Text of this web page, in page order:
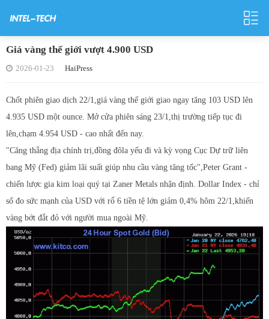
Giá vàng thế giới vượt 4.900 USD
2026-01-23 HaiPress
Chốt phiên giao dịch 22/1,giá vàng thế giới giao ngay tăng 103 USD lên
4.935 USD một ounce. Mở cửa phiên sáng 23/1,thị trường tiếp tục đi
lên,chạm 4.954 USD - cao nhất đến nay.
"Căng thẳng địa chính trị,đồng đôla yếu đi và kỳ vọng Cục Dự trữ liên
bang Mỹ (Fed) giảm lãi suất giúp nhu cầu vàng tăng tốc",Peter Grant -
chiến lược gia kim loại quý tại Zaner Metals nhận định. Dollar Index - chỉ
số đo sức mạnh của USD với rổ 6 tiền tệ lớn giảm 0,4% hôm 22/1,khiến
vàng bớt đắt đỏ với người mua ngoài Mỹ.